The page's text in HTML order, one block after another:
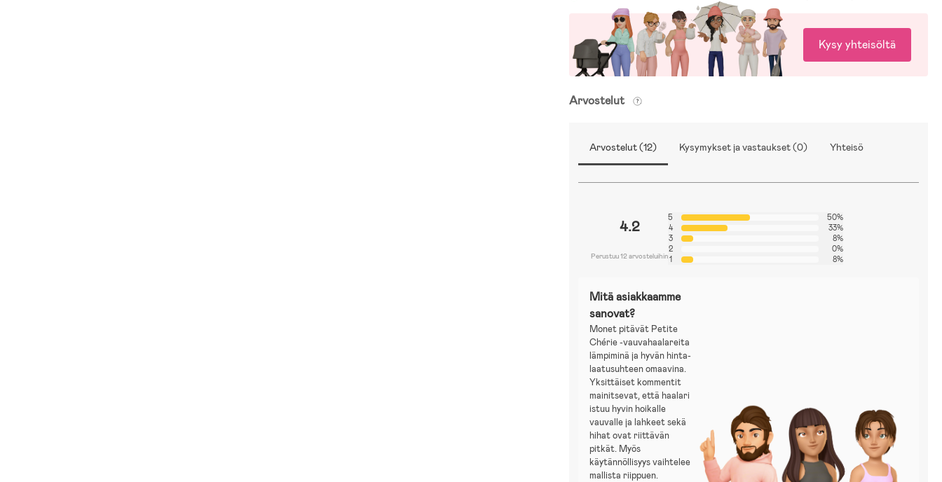
Kysy yhteisöltä
Arvostelut
Arvostelut (12) Kysymykset ja vastaukset (0) Yhteisö
4.2
Perustuu 12 arvosteluihin
5
50%
4
33%
3
8%
2
0%
1
8%
Mitä asiakkaamme
sanovat?
Monet pitävät Petite
Chérie -vauvahaalareita
lämpiminä ja hyvän hinta-
laatusuhteen omaavina.
Yksittäiset kommentit
mainitsevat, että haalari
istuu hyvin hoikalle
vauvalle ja lahkeet sekä
hihat ovat riittävän
pitkät. Myös
käytännöllisyys vaihtelee
mallista riippuen.